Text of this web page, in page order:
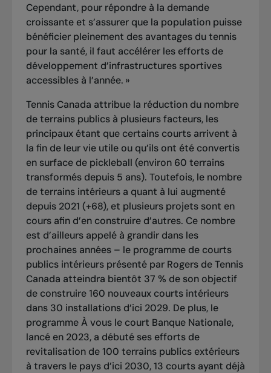
Cependant, pour répondre à la demande
croissante et s’assurer que la population puisse
bénéficier pleinement des avantages du tennis
pour la santé, il faut accélérer les efforts de
développement d’infrastructures sportives
accessibles à l’année. »
Tennis Canada attribue la réduction du nombre
de terrains publics à plusieurs facteurs, les
principaux étant que certains courts arrivent à
la fin de leur vie utile ou qu’ils ont été convertis
en surface de pickleball (environ 60 terrains
transformés depuis 5 ans). Toutefois, le nombre
de terrains intérieurs a quant à lui augmenté
depuis 2021 (+68), et plusieurs projets sont en
cours afin d’en construire d’autres. Ce nombre
est d’ailleurs appelé à grandir dans les
prochaines années – le programme de courts
publics intérieurs présenté par Rogers de Tennis
Canada atteindra bientôt 37 % de son objectif
de construire 160 nouveaux courts intérieurs
dans 30 installations d’ici 2029. De plus, le
programme À vous le court Banque Nationale,
lancé en 2023, a débuté ses efforts de
revitalisation de 100 terrains publics extérieurs
à travers le pays d’ici 2030, 13 courts ayant déjà